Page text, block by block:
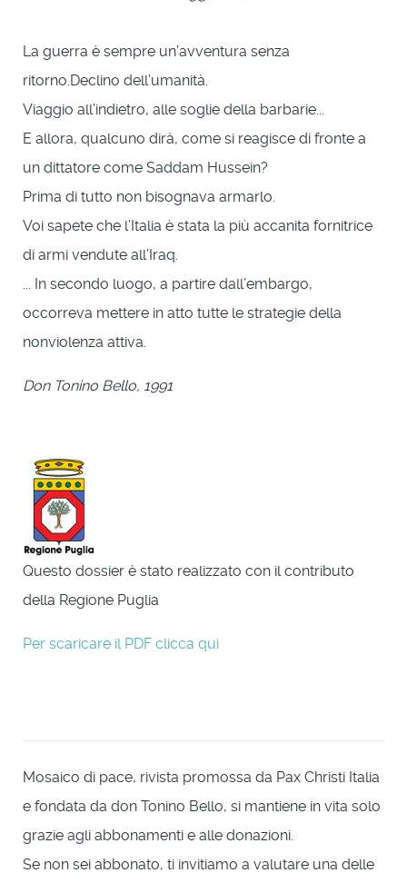
La guerra è sempre un’avventura senza
ritorno.Declino dell’umanità.
Viaggio all’indietro, alle soglie della barbarie...
E allora, qualcuno dirà, come si reagisce di fronte a
un dittatore come Saddam Hussein?
Prima di tutto non bisognava armarlo.
Voi sapete che l’Italia è stata la più accanita fornitrice
di armi vendute all’Iraq.
... In secondo luogo, a partire dall’embargo,
occorreva mettere in atto tutte le strategie della
nonviolenza attiva.
Don Tonino Bello, 1991
Questo dossier è stato realizzato con il contributo
della Regione Puglia
Per scaricare il PDF clicca qui
Mosaico di pace, rivista promossa da Pax Christi Italia
e fondata da don Tonino Bello, si mantiene in vita solo
grazie agli abbonamenti e alle donazioni.
Se non sei abbonato, ti invitiamo a valutare una delle